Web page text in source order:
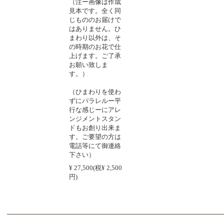
（注ー画像は作成
見本です。全く同
じもののお届けで
はありません。ひ
まわり以外は、そ
の時期のお花で仕
上げます。ご了承
お願い致しま
す。）
（ひまわりを使わ
ずにパラレルー平
行な感じーにアレ
ンジメントスタン
ドもお創り出来ま
す。ご要望の方は
電話等にて御連絡
下さい）
¥ 27,500(税¥ 2,500
円)